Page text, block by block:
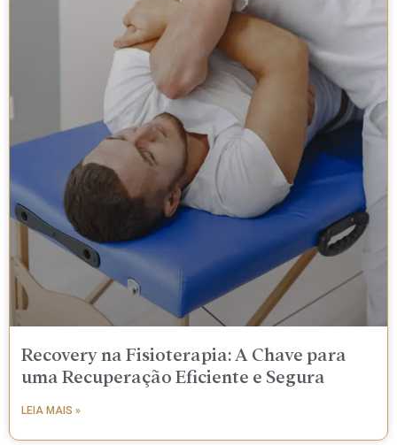
Recovery na Fisioterapia: A Chave para
uma Recuperação Eficiente e Segura
LEIA MAIS »